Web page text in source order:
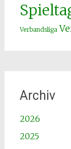
Verbandsliga
Archiv
2026
2025